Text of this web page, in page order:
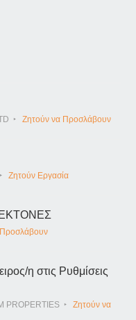
Ζητούν να Προσλάβουν
Ζητούν Εργασία
η στις Ρυθμίσεις
PROPERTIES
Ζητούν να